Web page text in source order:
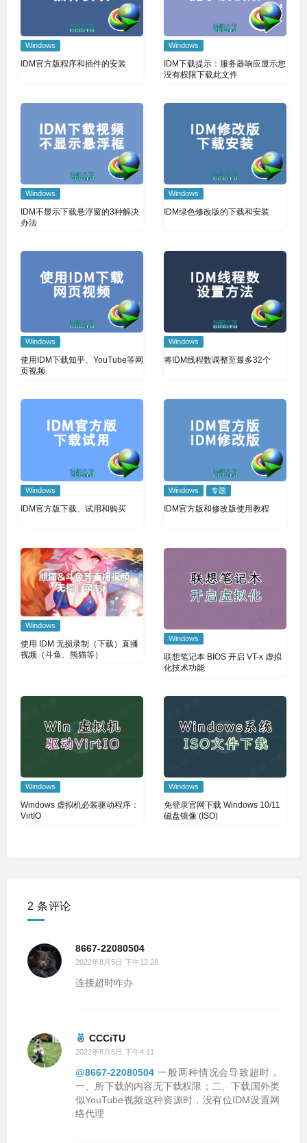
Windows
IDM官方版程序和插件的安装
Windows
IDM下载提示：服务器响应显示您
没有权限下载此文件
Windows
IDM不显示下载悬浮窗的3种解决
办法
Windows
IDM绿色修改版的下载和安装
Windows
使用IDM下载知乎、YouTube等网
页视频
Windows
将IDM线程数调整至最多32个
Windows
IDM官方版下载、试用和购买
Windows 专题
IDM官方版和修改版使用教程
Windows
使用 IDM 无损录制（下载）直播
视频（斗鱼、熊猫等）
Windows
联想笔记本 BIOS 开启 VT-x 虚拟
化技术功能
Windows
Windows 虚拟机必装驱动程序：
VirtIO
Windows
免登录官网下载 Windows 10/11
磁盘镜像 (ISO)
2 条评论
8667-22080504
2022年8月5日 下午12:28
连接超时咋办
CCCiTU
2022年8月5日 下午4:11
@8667-22080504 一般两种情况会导致超时，
一、所下载的内容无下载权限；二、下载国外类
似YouTube视频这种资源时，没有位IDM设置网
络代理